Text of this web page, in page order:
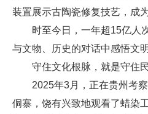
装置展示古陶瓷修复技艺，成
时至今日，一年超15亿人
与文物、历史的对话中感悟文
守住文化根脉，就是守住
2025年3月，正在贵州考
侗寨，饶有兴致地观看了蜡染